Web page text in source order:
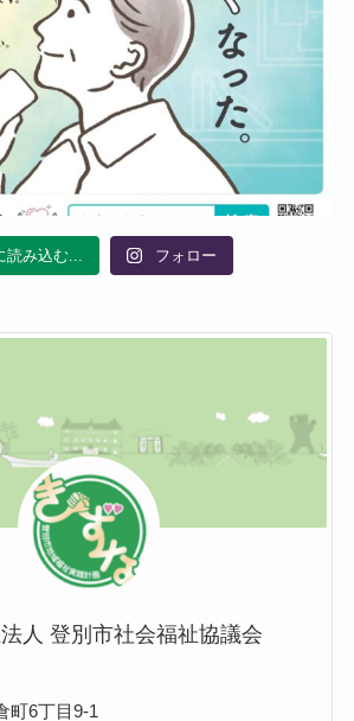
読み込む... フォロー
人 登別市社会福祉協議会
町6丁目9-1